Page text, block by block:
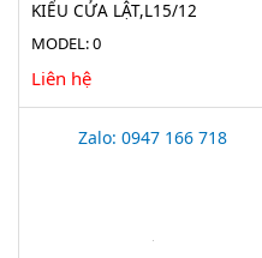
KIỂU CỬA LẬT,L15/12
MODEL: 0
Liên hệ
Zalo: 0947 166 718